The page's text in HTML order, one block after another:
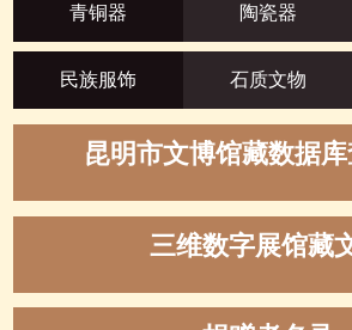
青铜器 陶瓷器
民族服饰 石质文物
昆明市文博馆藏数据
三维数字展馆藏